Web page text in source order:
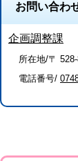
お問い合わ
企画調整課
所在地/〒
電話番号/